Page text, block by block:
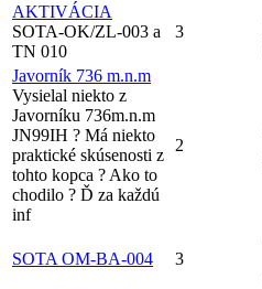
AKTIVÁCIA
SOTA-OK/ZL-003 a
TN 010
3
Javorník 736 m.n.m
Vysielal niekto z
Javorníku 736m.n.m
JN99IH ? Má niekto
praktické skúsenosti z
tohto kopca ? Ako to
chodilo ? Ď za každú
inf
2
SOTA OM-BA-004 3